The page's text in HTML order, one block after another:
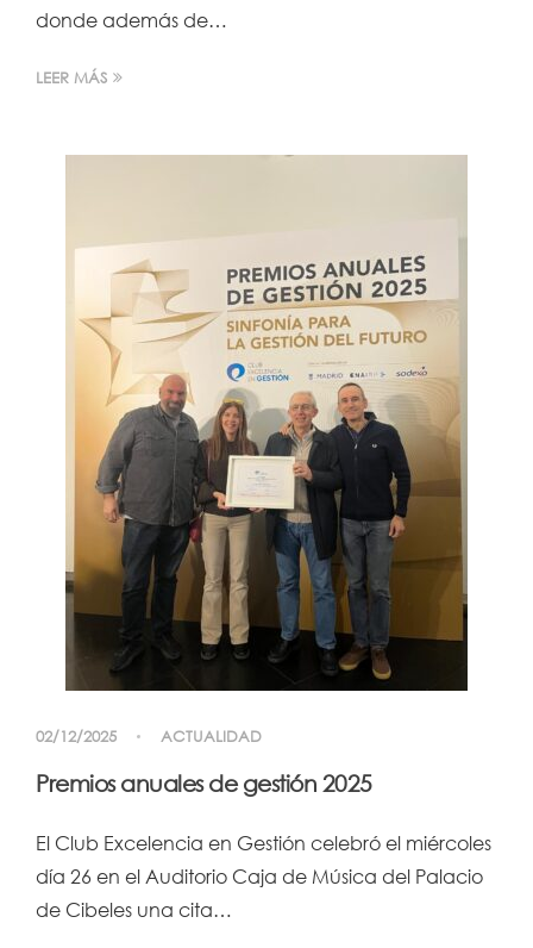
donde además de…
LEER MÁS
02/12/2025 ACTUALIDAD
Premios anuales de gestión 2025
El Club Excelencia en Gestión celebró el miércoles
día 26 en el Auditorio Caja de Música del Palacio
de Cibeles una cita…